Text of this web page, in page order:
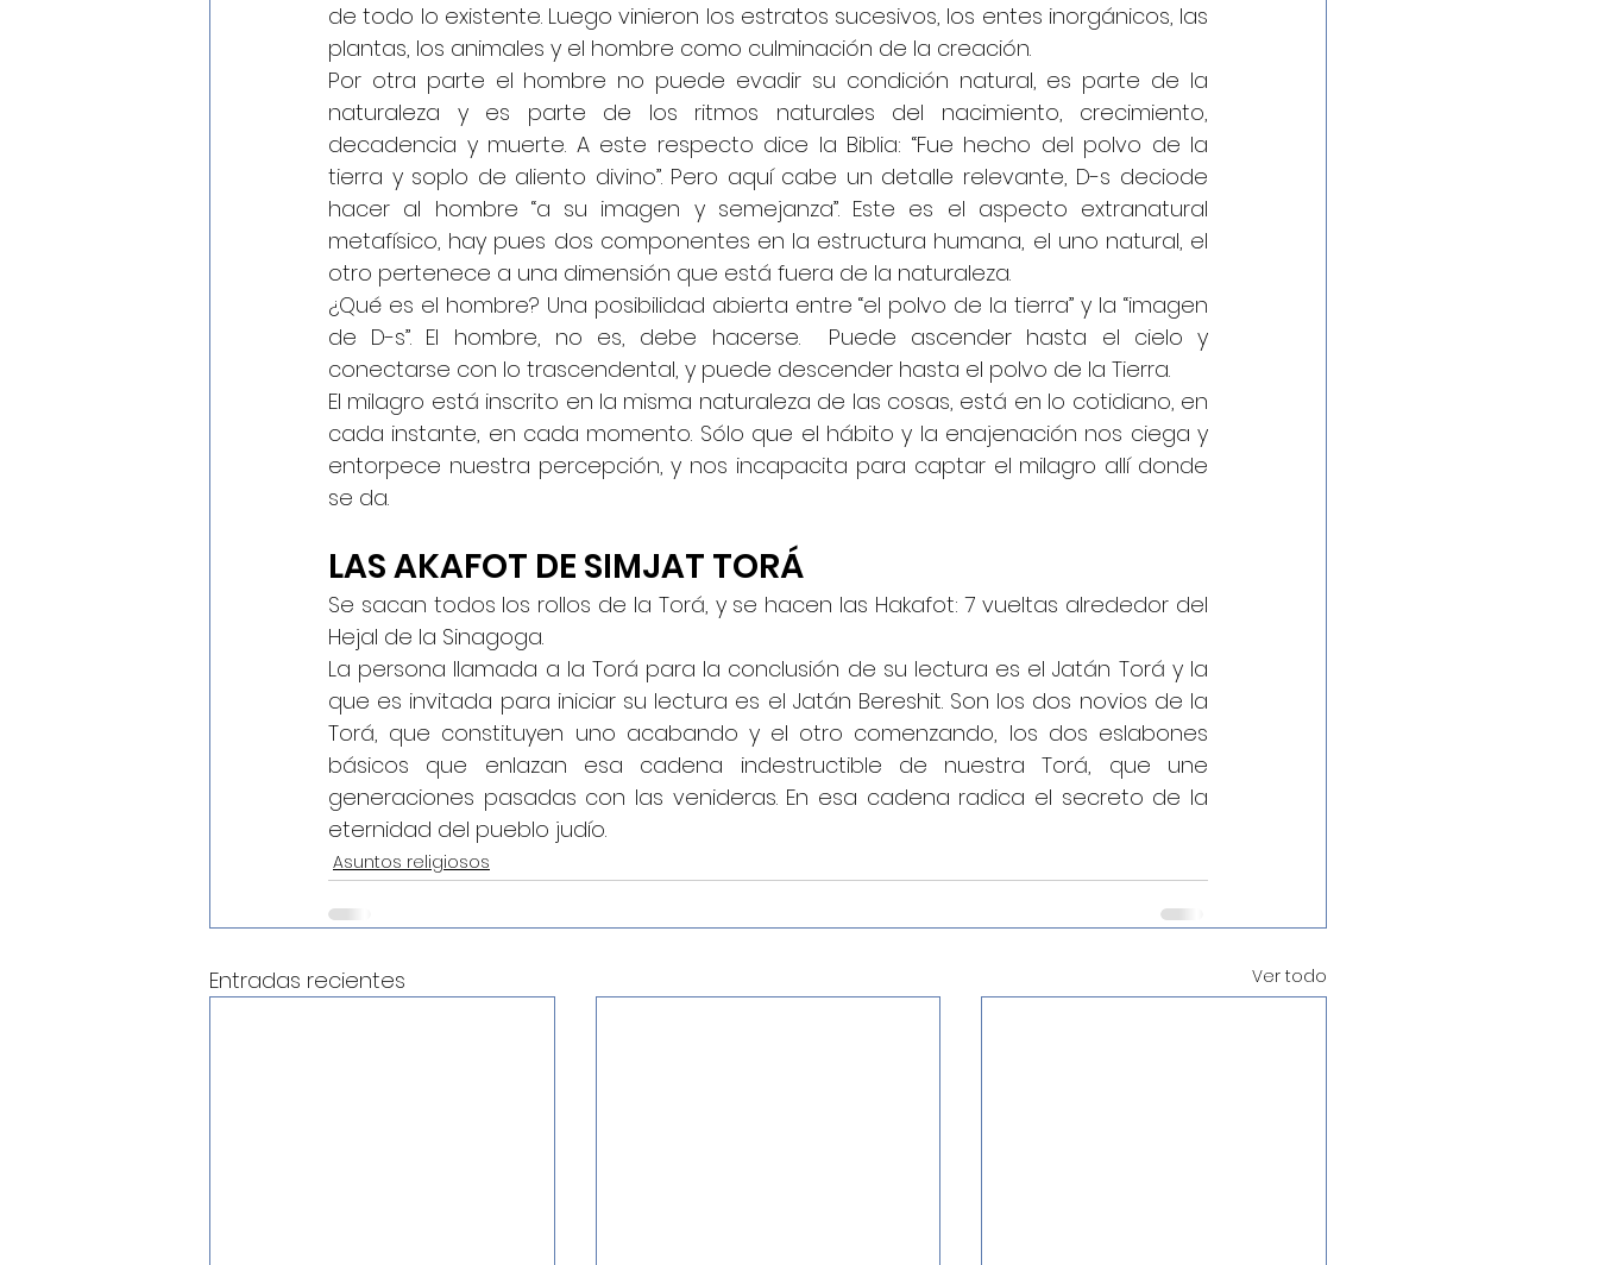
de todo lo existente. Luego vinieron los estratos sucesivos, los entes inorgánicos, las
plantas, los animales y el hombre como culminación de la creación.
Por otra parte el hombre no puede evadir su condición natural, es parte de la
naturaleza y es parte de los ritmos naturales del nacimiento, crecimiento,
decadencia y muerte. A este respecto dice la Biblia: “Fue hecho del polvo de la
tierra y soplo de aliento divino”. Pero aquí cabe un detalle relevante, D-s deciode
hacer al hombre “a su imagen y semejanza”. Este es el aspecto extranatural
metafísico, hay pues dos componentes en la estructura humana, el uno natural, el
otro pertenece a una dimensión que está fuera de la naturaleza.
¿Qué es el hombre? Una posibilidad abierta entre “el polvo de la tierra” y la “imagen
de D-s”. El hombre, no es, debe hacerse.  Puede ascender hasta el cielo y
conectarse con lo trascendental, y puede descender hasta el polvo de la Tierra.
El milagro está inscrito en la misma naturaleza de las cosas, está en lo cotidiano, en
cada instante, en cada momento. Sólo que el hábito y la enajenación nos ciega y
entorpece nuestra percepción, y nos incapacita para captar el milagro allí donde
se da.
LAS AKAFOT DE SIMJAT TORÁ
Se sacan todos los rollos de la Torá, y se hacen las Hakafot: 7 vueltas alrededor del
Hejal de la Sinagoga.
La persona llamada a la Torá para la conclusión de su lectura es el Jatán Torá y la
que es invitada para iniciar su lectura es el Jatán Bereshit. Son los dos novios de la
Torá, que constituyen uno acabando y el otro comenzando, los dos eslabones
básicos que enlazan esa cadena indestructible de nuestra Torá, que une
generaciones pasadas con las venideras. En esa cadena radica el secreto de la
eternidad del pueblo judío.
Asuntos religiosos
Entradas recientes Ver todo